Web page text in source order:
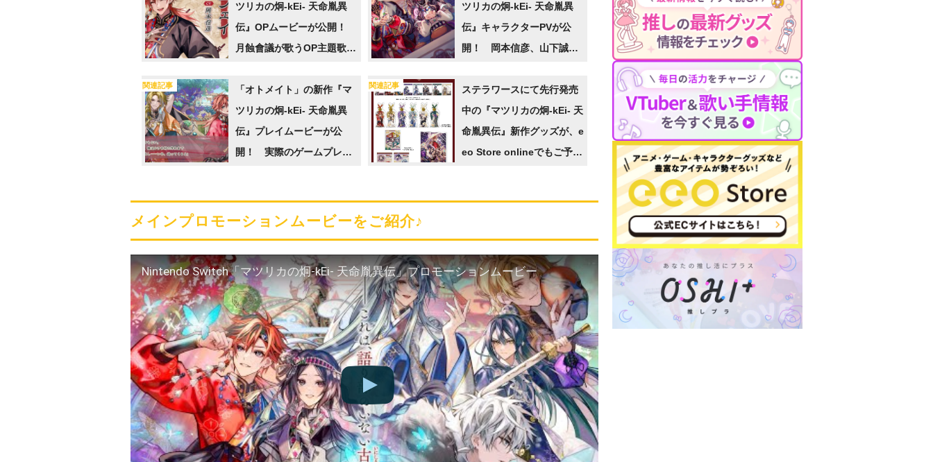
ツリカの炯-kEi- 天命胤異
伝』OPムービーが公開！
月蝕會議が歌うOP主題歌
る
ツリカの炯-kEi- 天命胤異
伝』キャラクターPVが公
開！ 岡本信彦、山下誠一
ラとの物語を先取り!!
関連記事
「オトメイト」の新作『マ
ツリカの炯-kEi- 天命胤異
伝』プレイムービーが公
開！ 実際のゲームプレイ
関連記事
ステラワースにて先行発売
中の『マツリカの炯-kEi- 天
命胤異伝』新作グッズが、e
eo Store onlineでもご予約
メインプロモーションムービーをご紹介♪
Nintendo Switch「マツリカの炯-kEi- 天命胤異伝」プロモーションムービー